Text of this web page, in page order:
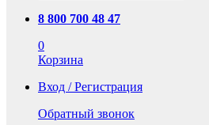
8 800 700 48 47
0
Корзина
Вход / Регистрация
Обратный звонок